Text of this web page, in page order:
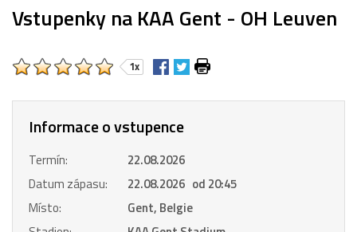
Vstupenky na KAA Gent - OH Leuven
1x
Informace o vstupence
Termín:
22.08.2026
Datum zápasu:
22.08.2026 od 20:45
Místo:
Gent, Belgie